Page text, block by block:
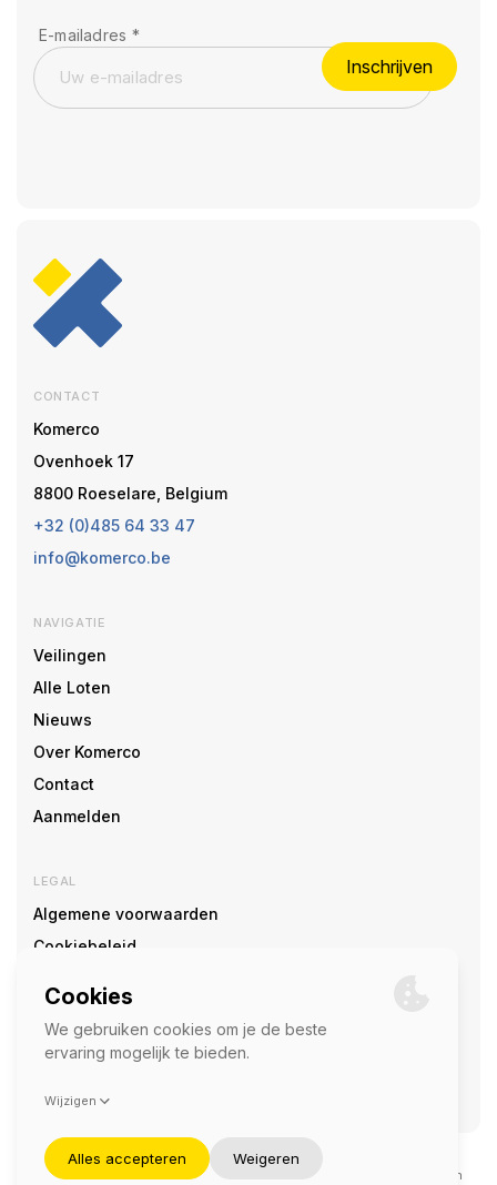
E-mailadres *
Inschrijven
CONTACT
Komerco
Ovenhoek 17
8800 Roeselare, Belgium
+32 (0)485 64 33 47
info@komerco.be
NAVIGATIE
Veilingen
Alle Loten
Nieuws
Over Komerco
Contact
Aanmelden
LEGAL
Algemene voorwaarden
Cookiebeleid
SOCIAL
©2026 — Komerco
Deze site wordt beschermd door reCAPTCHA en het
en